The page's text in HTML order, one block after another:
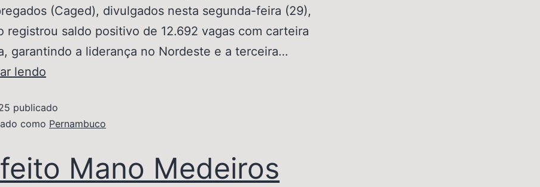
(Caged), divulgados nesta segunda-feira (29),
registrou saldo positivo de 12.692 vagas com carteira
garantindo a liderança no Nordeste e a terceira…
lendo
publicado
como Pernambuco
Mano Medeiros